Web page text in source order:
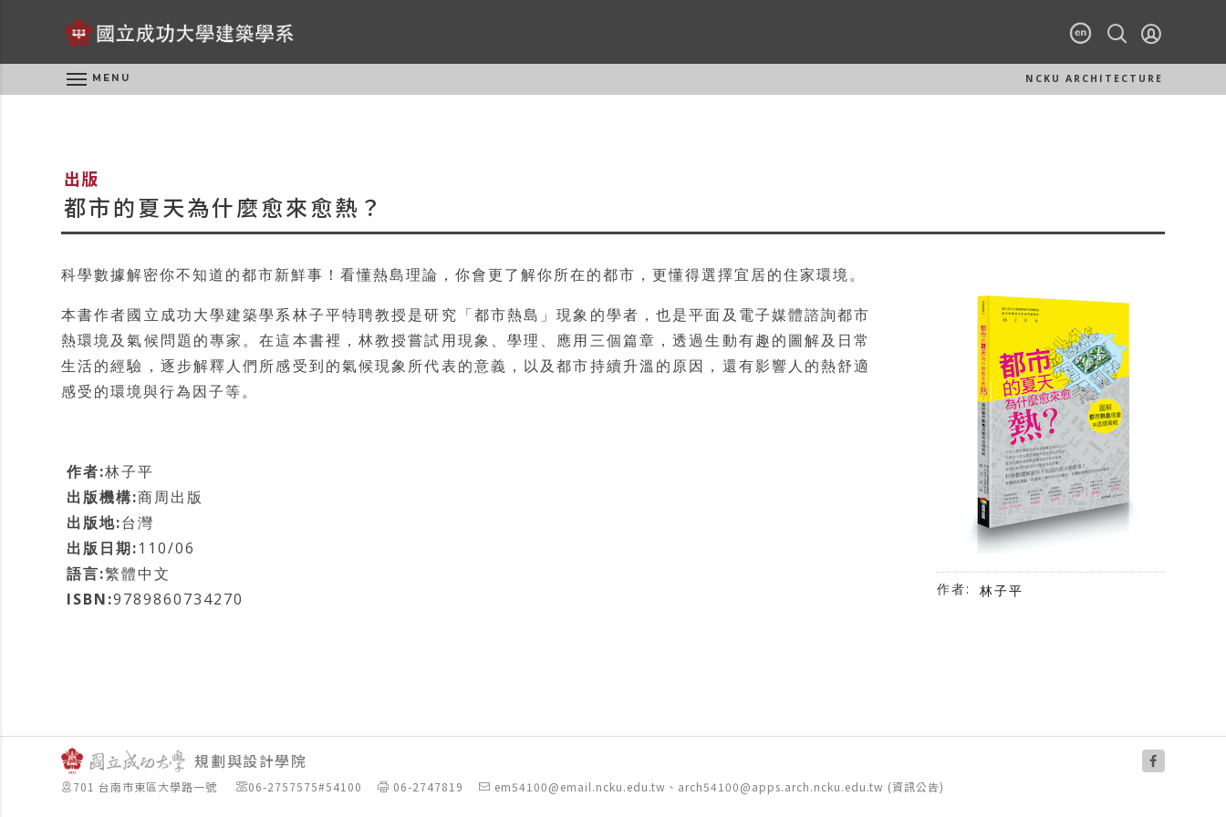
MENU NCKU ARCHITECTURE
出版
都市的夏天為什麼愈來愈熱？
作者: 林子平
科學數據解密你不知道的都市新鮮事！看懂熱島理論，你會更了解你所在的都市，更懂得選擇宜居的住家環境。
本書作者國立成功大學建築學系林子平特聘教授是研究「都市熱島」現象的學者，也是平面及電子媒體諮詢都市
熱環境及氣候問題的專家。在這本書裡，林教授嘗試用現象、學理、應用三個篇章，透過生動有趣的圖解及日常
生活的經驗，逐步解釋人們所感受到的氣候現象所代表的意義，以及都市持續升溫的原因，還有影響人的熱舒適
感受的環境與行為因子等。
作者:林子平
出版機構:商周出版
出版地:台灣
出版日期:110/06
語言:繁體中文
ISBN:9789860734270
規劃與設計學院
701 台南市東區大學路一號 06-2757575#54100 06-2747819 em54100@email.ncku.edu.tw、arch54100@apps.arch.ncku.edu.tw (資訊公告)